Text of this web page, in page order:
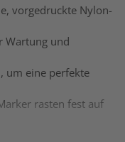
vorgedruckte Nylon-
Wartung und
um eine perfekte
rasten fest auf